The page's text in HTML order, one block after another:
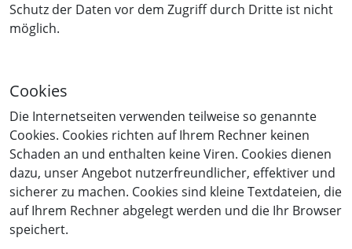
Schutz der Daten vor dem Zugriff durch Dritte ist nicht
möglich.
Cookies
Die Internetseiten verwenden teilweise so genannte
Cookies. Cookies richten auf Ihrem Rechner keinen
Schaden an und enthalten keine Viren. Cookies dienen
dazu, unser Angebot nutzerfreundlicher, effektiver und
sicherer zu machen. Cookies sind kleine Textdateien, die
auf Ihrem Rechner abgelegt werden und die Ihr Browser
speichert.